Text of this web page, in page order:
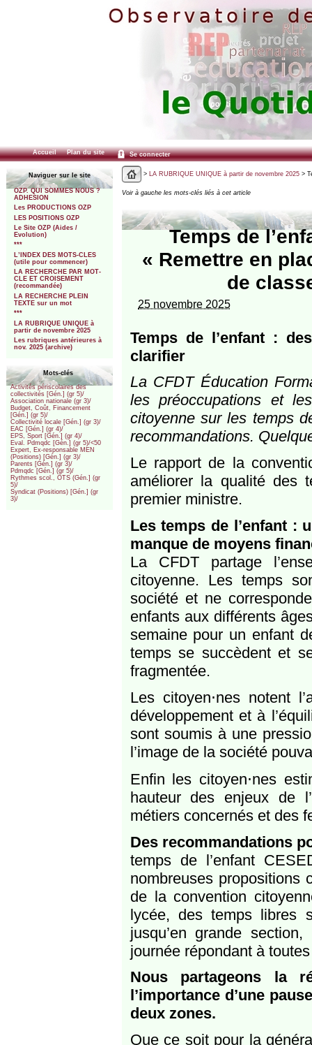
Accueil Plan du site Se connecter
Naviguer sur le site
OZP. QUI SOMMES NOUS ?
ADHESION
Les PRODUCTIONS OZP
LES POSITIONS OZP
Le Site OZP (Aides /
Evolution)
***
L’INDEX DES MOTS-CLES
(utile pour commencer)
LA RECHERCHE PAR MOT-
CLE ET CROISEMENT
(recommandée)
LA RECHERCHE PLEIN
TEXTE sur un mot
***
LA RUBRIQUE UNIQUE à
partir de novembre 2025
Les rubriques antérieures à
nov. 2025 (archive)
Mots-clés
Activités périscolaires des
collectivités [Gén.] (gr 5)/
Association nationale (gr 3)/
Budget, Coût, Financement
[Gén.] (gr 5)/
Collectivité locale [Gén.] (gr 3)/
EAC [Gén.] (gr 4)/
EPS, Sport [Gén.] (gr 4)/
Eval. Pdmqdc [Gén.] (gr 5)/<50
Expert, Ex-responsable MEN
(Positions) [Gén.] (gr 3)/
Parents [Gén.] (gr 3)/
Pdmqdc [Gén.] (gr 5)/
Rythmes scol., OTS (Gén.] (gr
5)/
Syndicat (Positions) [Gén.] (gr
3)/
> LA RUBRIQUE UNIQUE à partir de novembre 2025>
Voir à gauche les mots-clés liés à cet article
Temps de
« Remettre en
de
25 novembre 2025
Temps de l’enfant :
clarifier
La CFDT Éducation
les préoccupations et
citoyenne sur les temps
recommandations.
Le rapport de la
améliorer la qualité des
premier ministre.
Les temps de l’enfant :
manque de moyens
La CFDT partage
citoyenne. Les temps
société et ne
enfants aux différents
semaine pour un enfant
temps se succèdent et
fragmentée.
Les citoyen⋅nes notent
développement et à
sont soumis à une
l’image de la société
Enfin les citoyen⋅nes
hauteur des enjeux de
métiers concernés et des
Des recommandations
temps de l’enfant
nombreuses propositions
de la convention
lycée, des temps libres
jusqu’en grande
journée répondant à
Nous partageons la
l’importance d’une
deux zones.
Que ce soit pour la